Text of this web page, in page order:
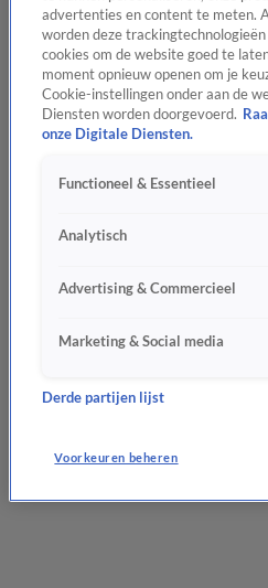
advertenties en content te meten.
worden deze
cookies om de website goed te
moment opnieuw openen om je
Cookie-instellingen onder aan de
Diensten worden doorgevoerd.
onze Digitale Diensten.
Functioneel & Essentieel
Analytisch
Advertising & Commercieel
Marketing & Social media
Derde partijen lijst
Voorkeuren beheren